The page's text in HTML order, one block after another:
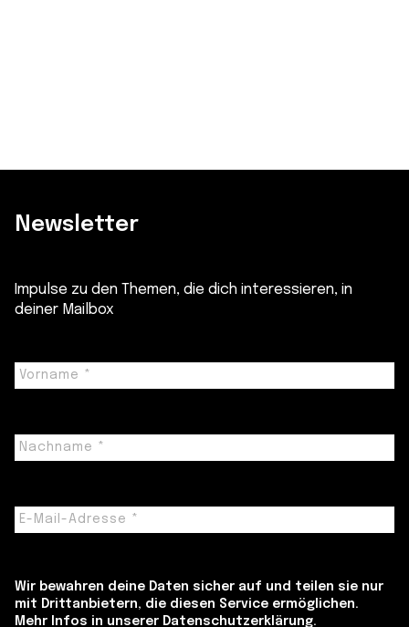
Newsletter
Impulse zu den Themen, die dich interessieren, in
deiner Mailbox
Wir bewahren deine Daten sicher auf und teilen sie nur
mit Drittanbietern, die diesen Service ermöglichen.
Mehr Infos in unserer Datenschutzerklärung.